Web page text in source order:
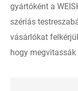
gyártóként a
szériás
vásárlókat
hogy